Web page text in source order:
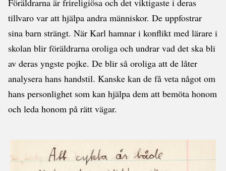
Föräldrarna är frireligiösa och det viktigaste i deras
tillvaro var att hjälpa andra människor. De uppfostrar
sina barn strängt. När Karl hamnar i konflikt med lärare i
skolan blir föräldrarna oroliga och undrar vad det ska bli
av deras yngste pojke. De blir så oroliga att de låter
analysera hans handstil. Kanske kan de få veta något om
hans personlighet som kan hjälpa dem att bemöta honom
och leda honom på rätt vägar.